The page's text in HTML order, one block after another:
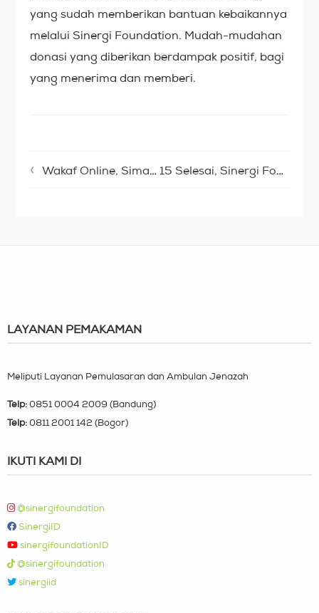
yang sudah memberikan bantuan kebaikannya
melalui Sinergi Foundation. Mudah-mudahan
donasi yang diberikan berdampak positif, bagi
yang menerima dan memberi.
Wakaf Online, Simak Tata Caranya 15 Selesai, Sinergi Foundation Kebut Pembangunan Shelter Lainnya
LAYANAN PEMAKAMAN
Meliputi Layanan Pemulasaran dan Ambulan Jenazah
Telp: 0851 0004 2009 (Bandung)
Telp: 0811 2001 142 (Bogor)
IKUTI KAMI DI
@sinergifoundation
SinergiID
sinergifoundationID
@sinergifoundation
sinergiid